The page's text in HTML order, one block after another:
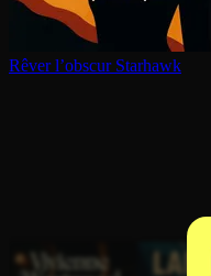
Rêver l’obscur Starhawk